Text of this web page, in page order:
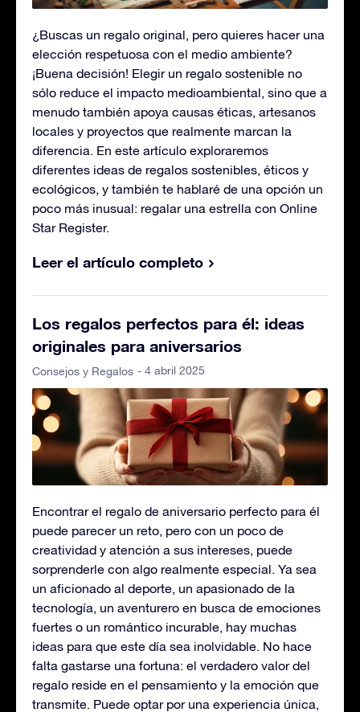
¿Buscas un regalo original, pero quieres hacer una
elección respetuosa con el medio ambiente?
¡Buena decisión! Elegir un regalo sostenible no
sólo reduce el impacto medioambiental, sino que a
menudo también apoya causas éticas, artesanos
locales y proyectos que realmente marcan la
diferencia. En este artículo exploraremos
diferentes ideas de regalos sostenibles, éticos y
ecológicos, y también te hablaré de una opción un
poco más inusual: regalar una estrella con Online
Star Register.
Leer el artículo completo
Los regalos perfectos para él: ideas
originales para aniversarios
Consejos y Regalos - 4 abril 2025
Encontrar el regalo de aniversario perfecto para él
puede parecer un reto, pero con un poco de
creatividad y atención a sus intereses, puede
sorprenderle con algo realmente especial. Ya sea
un aficionado al deporte, un apasionado de la
tecnología, un aventurero en busca de emociones
fuertes o un romántico incurable, hay muchas
ideas para que este día sea inolvidable. No hace
falta gastarse una fortuna: el verdadero valor del
regalo reside en el pensamiento y la emoción que
transmite. Puede optar por una experiencia única,